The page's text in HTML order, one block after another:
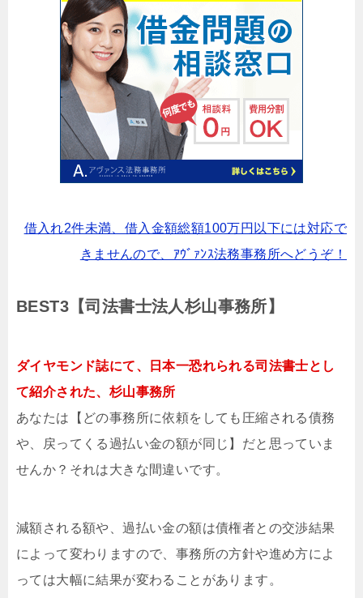
借入れ2件未満、借入金額総額100万円以下には対応で
きませんので、ｱｳﾞｧﾝｽ法務事務所へどうぞ！
BEST3【司法書士法人杉山事務所】
ダイヤモンド誌にて、日本一恐れられる司法書士とし
て紹介された、杉山事務所
あなたは【どの事務所に依頼をしても圧縮される債務
や、戻ってくる過払い金の額が同じ】だと思っていま
せんか？それは大きな間違いです。
減額される額や、過払い金の額は債権者との交渉結果
によって変わりますので、事務所の方針や進め方によ
っては大幅に結果が変わることがあります。